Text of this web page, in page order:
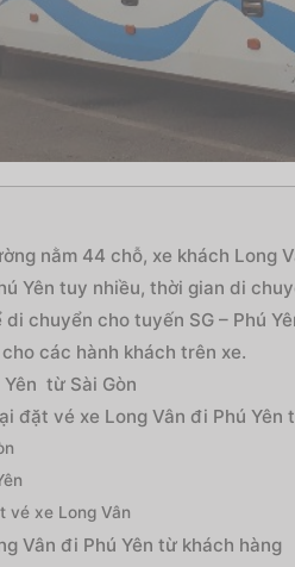
nằm 44 chỗ, xe khách Long
Yên tuy nhiều, thời gian di
chuyển cho tuyến SG – Phú
các hành khách trên xe.
từ Sài Gòn
đặt vé xe Long Vân đi Phú Yên
vé xe Long Vân
Vân đi Phú Yên từ khách hàng